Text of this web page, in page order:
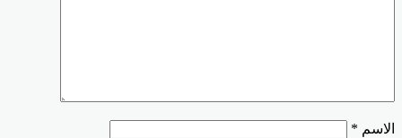
الاسم *